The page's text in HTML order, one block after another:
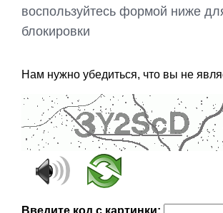
воспользуйтесь формой ниже
блокировки
Нам нужно убедиться, что вы не